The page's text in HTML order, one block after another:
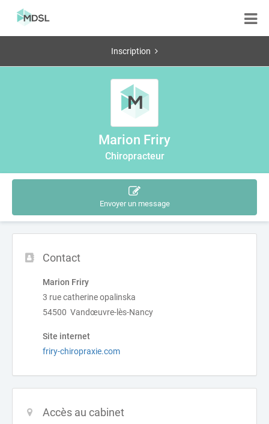
Inscription
Marion Friry
Chiropracteur
Envoyer un message
Contact
Marion Friry
3 rue catherine opalinska
54500 Vandœuvre-lès-Nancy
Site internet
friry-chiropraxie.com
Accès au cabinet